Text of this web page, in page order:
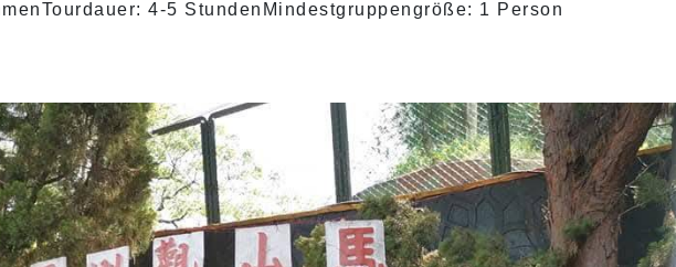
Tourdauer: 4-5 Stunden Mindestgruppengröße: 1 Person